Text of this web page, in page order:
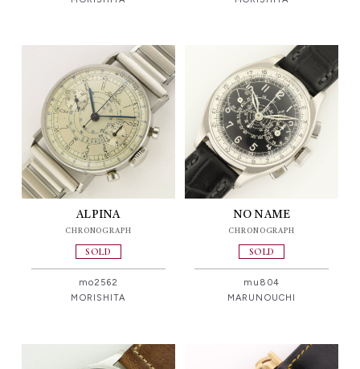
ALPINA
CHRONOGRAPH
SOLD
mo2562
MORISHITA
NO NAME
CHRONOGRAPH
SOLD
mu804
MARUNOUCHI